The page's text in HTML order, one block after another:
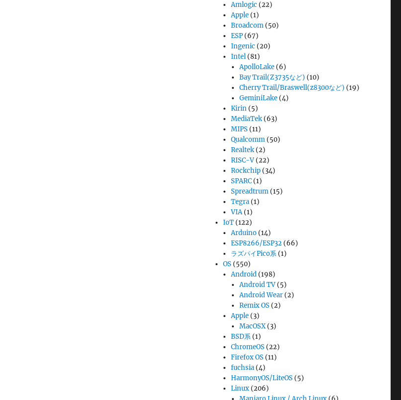
Amlogic (22)
Apple (1)
Broadcom (50)
ESP (67)
Ingenic (20)
Intel (81)
ApolloLake(6)
Bay Trail(Z3735など) (10)
Cherry Trail/Braswell(z8300など) (19)
GeminiLake(4)
Kirin (5)
MediaTek (63)
MIPS (11)
Qualcomm (50)
Realtek (2)
RISC-V (22)
Rockchip (34)
SPARC (1)
Spreadtrum (15)
Tegra (1)
VIA(1)
IoT (122)
Arduino (14)
ESP8266/ESP32 (66)
ラズパイPico系 (1)
OS (550)
Android (198)
Android TV(5)
Android Wear(2)
Remix OS(2)
Apple (3)
MacOSX(3)
BSD系 (1)
ChromeOS (22)
Firefox OS (11)
fuchsia (4)
HarmonyOS/LiteOS (5)
Linux (206)